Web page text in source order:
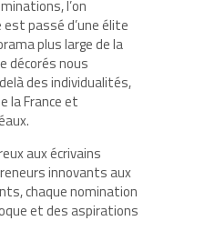
l’on
passé d’une élite
plus large de la
décorés nous
des individualités,
la France et
aux écrivains
innovants aux
chaque nomination
et des aspirations